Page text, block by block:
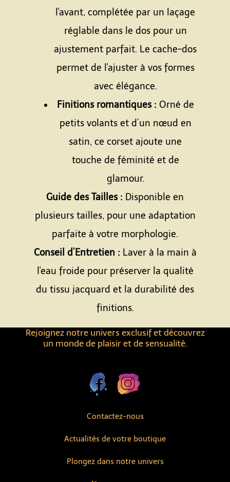
Contactez-nous
Actualités de votre boutique
Rejoignez notre univers exclusif et découvrez
un monde de plaisir et de sensualité.
Plongez dans notre univers
l'avant, complétée par un laçage
réglable dans le dos pour un
ajustement parfait. Le cache-dos
permet de l'ajuster à vos formes
avec élégance.
Finitions romantiques : Orné de
petits volants et d’un nœud en
satin, ce corset ajoute une
touche de féminité et de
glamour.
Guide des Tailles : Disponible en
plusieurs tailles, pour une adaptation
parfaite à votre morphologie.
Conseil d’Entretien : Laver à la main à
l'eau froide pour préserver la qualité
du tissu jacquard et la durabilité des
finitions.